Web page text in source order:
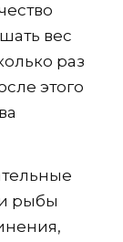
вес
раз
этого
рыбы